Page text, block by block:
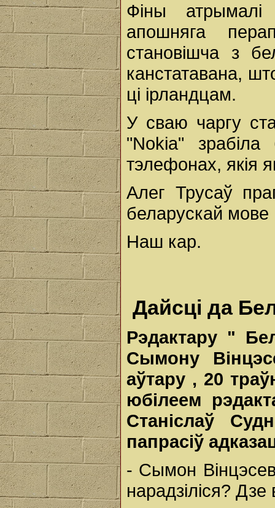
Фіны
апошняга
становішча з
канстатавана,
ці ірландцам.
У сваю чаргу
"Nokia"
тэлефонах, якія
Алег Трусаў
беларускай мове
Наш кар.
Дайсці да
Рэдактару "
Сымону
аўтару , 20
юбілеем
Станіслаў
папрасіў
- Сымон
нарадзіліся?